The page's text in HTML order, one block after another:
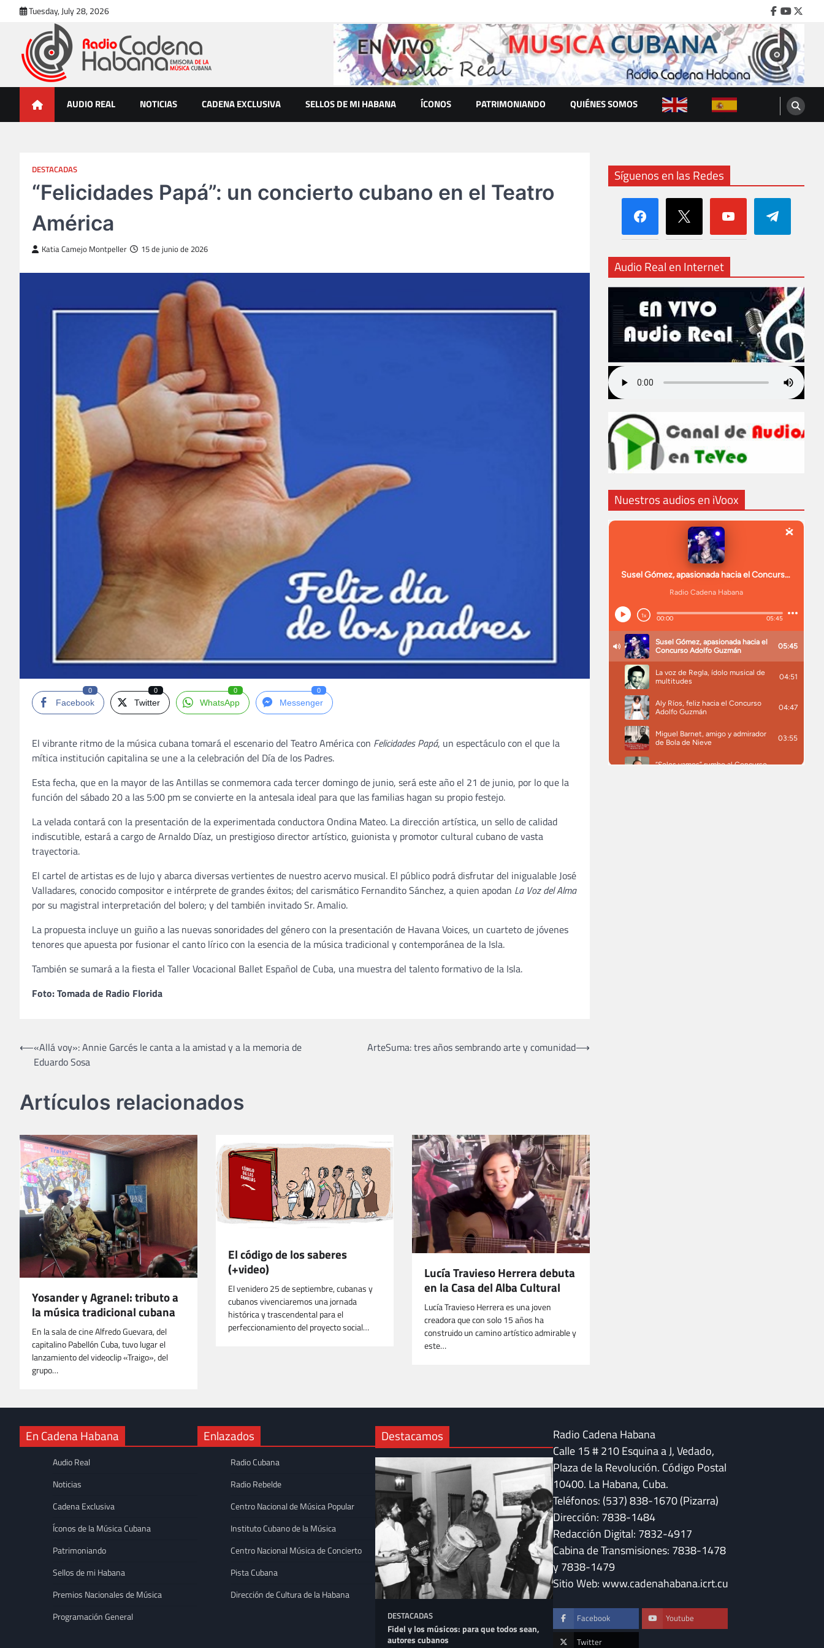
content
Tuesday, July 28, 2026 Facebook
Youtube
Radio Cadena Habana
AUDIO REAL NOTICIAS CADENA EXCLUSIVA SELLOS DE MI HABANA ÍCONOS PATRIMONIANDO QUIÉNES SOMOS
DESTACADAS
“Felicidades Papá”: un concierto cubano en el Teatro
América
Katia Camejo Montpeller 15 de junio de 2026
Facebook
0
Twitter
0
WhatsApp
0
Messenger
0
El vibrante ritmo de la música cubana tomará el escenario del Teatro América con Felicidades Papá, un espectáculo con el que la
mítica institución capitalina se une a la celebración del Día de los Padres.
Esta fecha, que en la mayor de las Antillas se conmemora cada tercer domingo de junio, será este año el 21 de junio, por lo que la
función del sábado 20 a las 5:00 pm se convierte en la antesala ideal para que las familias hagan su propio festejo.
La velada contará con la presentación de la experimentada conductora Ondina Mateo. La dirección artística, un sello de calidad
indiscutible, estará a cargo de Arnaldo Díaz, un prestigioso director artístico, guionista y promotor cultural cubano de vasta
trayectoria.
El cartel de artistas es de lujo y abarca diversas vertientes de nuestro acervo musical. El público podrá disfrutar del inigualable José
Valladares, conocido compositor e intérprete de grandes éxitos; del carismático Fernandito Sánchez, a quien apodan La Voz del Alma
por su magistral interpretación del bolero; y del también invitado Sr. Amalio.
La propuesta incluye un guiño a las nuevas sonoridades del género con la presentación de Havana Voices, un cuarteto de jóvenes
tenores que apuesta por fusionar el canto lírico con la esencia de la música tradicional y contemporánea de la Isla.
También se sumará a la fiesta el Taller Vocacional Ballet Español de Cuba, una muestra del talento formativo de la Isla.
Foto: Tomada de Radio Florida
Navegación
⟵«Allá voy»: Annie Garcés le canta a la amistad y a la memoria de
Eduardo Sosa
ArteSuma: tres años sembrando arte y comunidad⟶
Artículos relacionados
Yosander y Agranel: tributo a
la música tradicional cubana
En la sala de cine Alfredo Guevara, del
capitalino Pabellón Cuba, tuvo lugar el
lanzamiento del videoclip «Traigo», del
grupo…
El código de los saberes
(+video)
El venidero 25 de septiembre, cubanas y
cubanos vivenciaremos una jornada
histórica y trascendental para el
perfeccionamiento del proyecto social…
Lucía Travieso Herrera debuta
en la Casa del Alba Cultural
Lucía Travieso Herrera es una joven
creadora que con solo 15 años ha
construido un camino artístico admirable y
este…
Síguenos en las Redes
facebook x youtube telegram
Audio Real en Internet
Nuestros audios en iVoox
En Cadena Habana
Audio Real
Noticias
Cadena Exclusiva
Íconos de la Música Cubana
Patrimoniando
Sellos de mi Habana
Premios Nacionales de Música
Programación General
Enlazados
Radio Cubana
Radio Rebelde
Centro Nacional de Música Popular
Instituto Cubano de la Música
Centro Nacional Música de Concierto
Pista Cubana
Dirección de Cultura de la Habana
Destacamos
DESTACADAS
Fidel y los músicos: para que todos sean,
autores cubanos
DESTACADAS
Fidel Castro y la música que sigue
Radio Cadena Habana
Calle 15 # 210 Esquina a J, Vedado,
Plaza de la Revolución. Código Postal
10400. La Habana, Cuba.
Teléfonos: (537) 838-1670 (Pizarra)
Dirección: 7838-1484
Redacción Digital: 7832-4917
Cabina de Transmisiones: 7838-1478
y 7838-1479
Sitio Web: www.cadenahabana.icrt.cu
Facebook Youtube
Twitter